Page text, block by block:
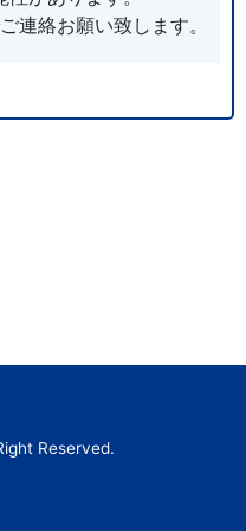
連絡お願い致します。
Reserved.